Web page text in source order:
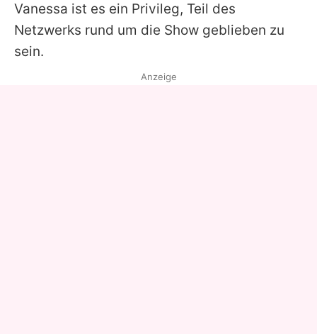
Vanessa ist es ein Privileg, Teil des
Netzwerks rund um die Show geblieben zu
sein.
Anzeige